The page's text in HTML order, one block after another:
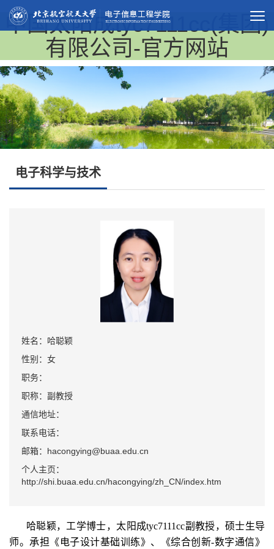
中国太阳成tyc7111cc(集团)
有限公司-官方网站
电子科学与技术
姓名：哈聪颖
性别：女
职务：
职称：副教授
通信地址：
联系电话：
邮箱：hacongying@buaa.edu.cn
个人主页：
http://shi.buaa.edu.cn/hacongying/zh_CN/index.htm
哈聪颖，工学博士，太阳成tyc7111cc副教授，硕士生导
师。承担《电子设计基础训练》、《综合创新-数字通信》